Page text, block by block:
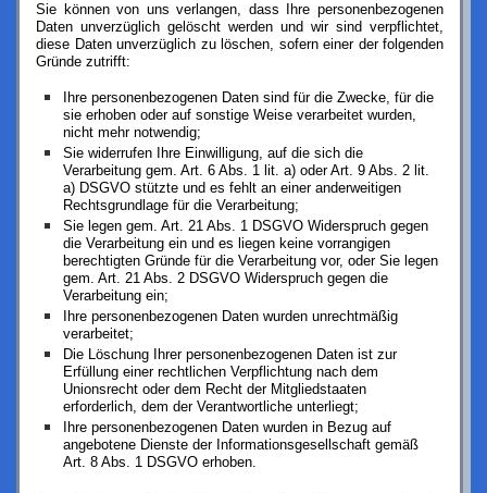
Sie können von uns verlangen, dass Ihre personenbezogenen
Daten unverzüglich gelöscht werden und wir sind verpflichtet,
diese Daten unverzüglich zu löschen, sofern einer der folgenden
Gründe zutrifft:
Ihre personenbezogenen Daten sind für die Zwecke, für die
sie erhoben oder auf sonstige Weise verarbeitet wurden,
nicht mehr notwendig;
Sie widerrufen Ihre Einwilligung, auf die sich die
Verarbeitung gem. Art. 6 Abs. 1 lit. a) oder Art. 9 Abs. 2 lit.
a) DSGVO stützte und es fehlt an einer anderweitigen
Rechtsgrundlage für die Verarbeitung;
Sie legen gem. Art. 21 Abs. 1 DSGVO Widerspruch gegen
die Verarbeitung ein und es liegen keine vorrangigen
berechtigten Gründe für die Verarbeitung vor, oder Sie legen
gem. Art. 21 Abs. 2 DSGVO Widerspruch gegen die
Verarbeitung ein;
Ihre personenbezogenen Daten wurden unrechtmäßig
verarbeitet;
Die Löschung Ihrer personenbezogenen Daten ist zur
Erfüllung einer rechtlichen Verpflichtung nach dem
Unionsrecht oder dem Recht der Mitgliedstaaten
erforderlich, dem der Verantwortliche unterliegt;
Ihre personenbezogenen Daten wurden in Bezug auf
angebotene Dienste der Informationsgesellschaft gemäß
Art. 8 Abs. 1 DSGVO erhoben.